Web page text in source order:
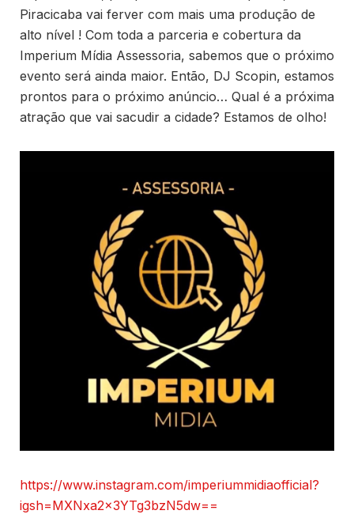
Piracicaba vai ferver com mais uma produção de
alto nível ! Com toda a parceria e cobertura da
Imperium Mídia Assessoria, sabemos que o próximo
evento será ainda maior. Então, DJ Scopin, estamos
prontos para o próximo anúncio… Qual é a próxima
atração que vai sacudir a cidade? Estamos de olho!
https://www.instagram.com/imperiummidiaofficial?
igsh=MXNxa2x3YTg3bzN5dw==